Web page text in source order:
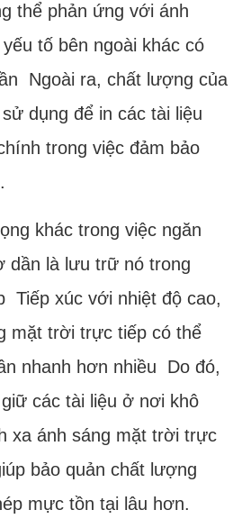
thể phản ứng với ánh
tố bên ngoài khác có
Ngoài ra, chất lượng của
dụng để in các tài liệu
trong việc đảm bảo
khác trong việc ngăn
dần là lưu trữ nó trong
Tiếp xúc với nhiệt độ cao,
mặt trời trực tiếp có thể
nhanh hơn nhiều Do đó,
các tài liệu ở nơi khô
xa ánh sáng mặt trời trực
bảo quản chất lượng
mực tồn tại lâu hơn.